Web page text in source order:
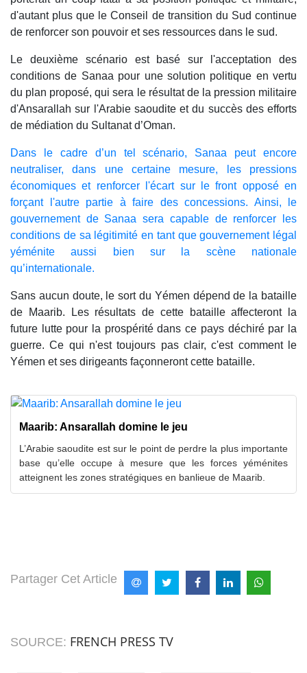
d'autant plus que le Conseil de transition du Sud continue
de renforcer son pouvoir et ses ressources dans le sud.
Le deuxième scénario est basé sur l'acceptation des
conditions de Sanaa pour une solution politique en vertu
du plan proposé, qui sera le résultat de la pression militaire
d'Ansarallah sur l'Arabie saoudite et du succès des efforts
de médiation du Sultanat d’Oman.
Dans le cadre d’un tel scénario, Sanaa peut encore
neutraliser, dans une certaine mesure, les pressions
économiques et renforcer l'écart sur le front opposé en
forçant l'autre partie à faire des concessions. Ainsi, le
gouvernement de Sanaa sera capable de renforcer les
conditions de sa légitimité en tant que gouvernement légal
yéménite aussi bien sur la scène nationale
qu’internationale.
Sans aucun doute, le sort du Yémen dépend de la bataille
de Maarib. Les résultats de cette bataille affecteront la
future lutte pour la prospérité dans ce pays déchiré par la
guerre. Ce qui n'est toujours pas clair, c'est comment le
Yémen et ses dirigeants façonneront cette bataille.
Maarib: Ansarallah domine le jeu
L’Arabie saoudite est sur le point de perdre la plus importante
base qu’elle occupe à mesure que les forces yéménites
atteignent les zones stratégiques en banlieue de Maarib.
Partager Cet Article
SOURCE: FRENCH PRESS TV